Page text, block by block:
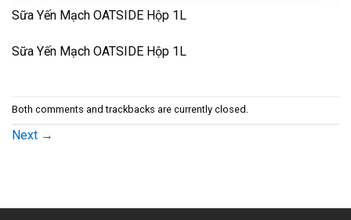
Sữa Yến Mạch OATSIDE Hộp 1L
Sữa Yến Mạch OATSIDE Hộp 1L
Both comments and trackbacks are currently closed.
Next →